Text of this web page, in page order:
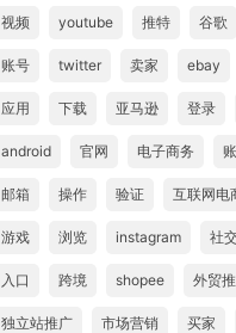
视频 youtube 推特 谷歌
账号 twitter 卖家 ebay
应用 下载 亚马逊 登录
android 官网 电子商务
邮箱 操作 验证 互联网电
游戏 浏览 instagram 社
入口 跨境 shopee 外贸
独立站推广 市场营销 买家